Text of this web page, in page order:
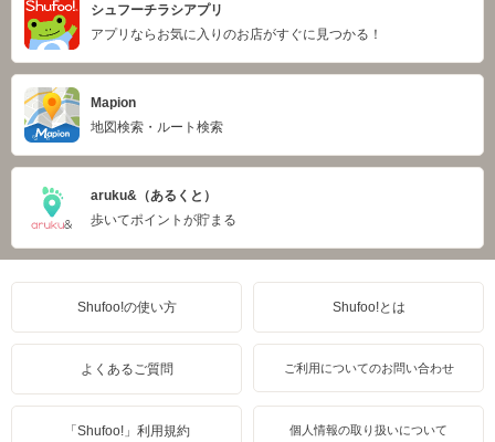
シュフーチラシアプリ
アプリならお気に入りのお店がすぐに見つかる！
Mapion
地図検索・ルート検索
aruku&（あるくと）
歩いてポイントが貯まる
Shufoo!の使い方 Shufoo!とは
よくあるご質問 ご利用についてのお問い合わせ
「Shufoo!」利用規約 個人情報の取り扱いについて